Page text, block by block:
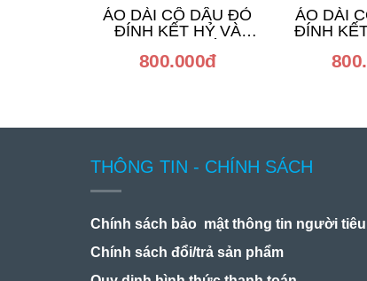
ÁO DÀI CÔ DÂU ĐỎ
ĐÍNH KẾT HỶ VÀ
800.000đ
ÁO DÀI
ĐÍNH
THÔNG TIN - CHÍNH SÁCH
Chính sách bảo mật thông tin người
Chính sách đổi/trả sản phẩm